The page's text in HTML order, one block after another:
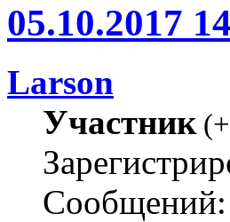
05.10.2017
Larson
Участник(